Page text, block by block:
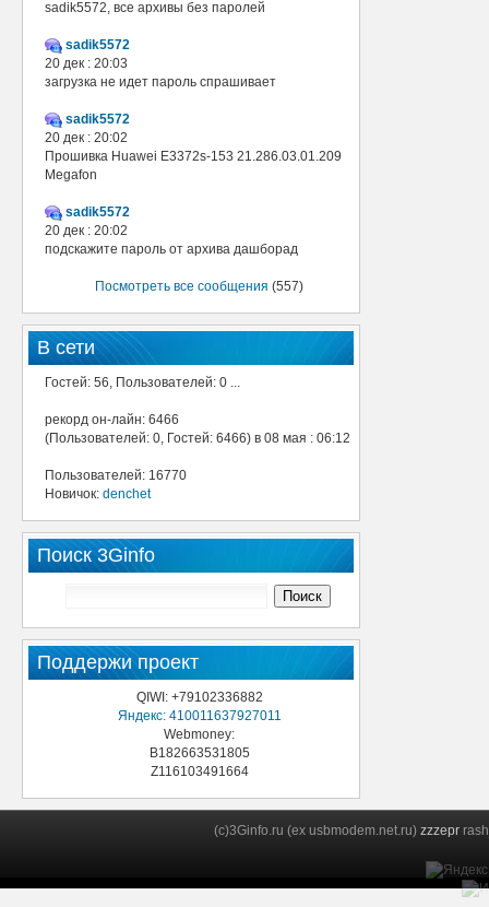
sadik5572, все архивы без паролей
sadik5572
20 дек : 20:03
загрузка не идет пароль спрашивает
sadik5572
20 дек : 20:02
Прошивка Huawei E3372s-153 21.286.03.01.209
Megafon
sadik5572
20 дек : 20:02
подскажите пароль от архива дашборад
Посмотреть все сообщения (557)
В сети
Гостей: 56, Пользователей: 0 ...
рекорд он-лайн: 6466
(Пользователей: 0, Гостей: 6466) в 08 мая : 06:12
Пользователей: 16770
Новичок: denchet
Поиск 3Ginfo
Поддержи проект
QIWI: +79102336882
Яндекс: 410011637927011
Webmoney:
B182663531805
Z116103491664
(c)3Ginfo.ru (ex usbmodem.net.ru) zzzepr